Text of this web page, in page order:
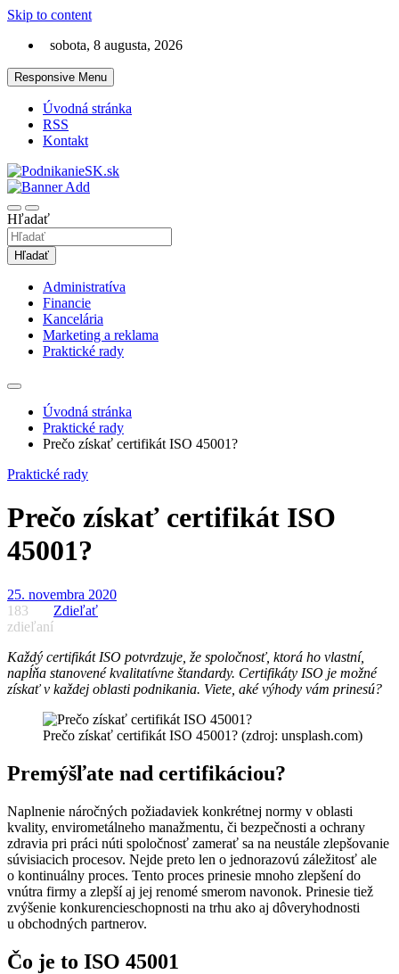
Skip to content
sobota, 8 augusta, 2026
Responsive Menu
Úvodná stránka
RSS
Kontakt
PodnikanieSK.sk
Hľadať
Hľadať
Administratíva
Financie
Kancelária
Marketing a reklama
Praktické rady
Úvodná stránka
Praktické rady
Prečo získať certifikát ISO 45001?
Praktické rady
Prečo získať certifikát ISO
45001?
25. novembra 2020
183
zdieľaní
Zdieľať
Každý certifikát ISO potvrdzuje, že spoločnosť, ktorá ho vlastní,
napĺňa stanovené kvalitatívne štandardy. Certifikáty ISO je možné
získať v každej oblasti podnikania. Viete, aké výhody vám prinesú?
Prečo získať certifikát ISO 45001? (zdroj: unsplash.com)
Premýšľate nad certifikáciou?
Naplnenie náročných požiadaviek konkrétnej normy v oblasti
kvality, envirometálneho manažmentu, či bezpečnosti a ochrany
zdravia pri práci núti spoločnosť zamerať sa na neustále zlepšovanie
súvisiacich procesov. Nejde preto len o jednorazovú záležitosť ale
o kontinuálny proces. Tento proces prinesie mnoho zlepšení do
vnútra firmy a zlepší aj jej renomé smerom navonok. Prinesie tiež
zvýšenie konkurencieschopnosti na trhu ako aj dôveryhodnosti
u obchodných partnerov.
Čo je to ISO 45001